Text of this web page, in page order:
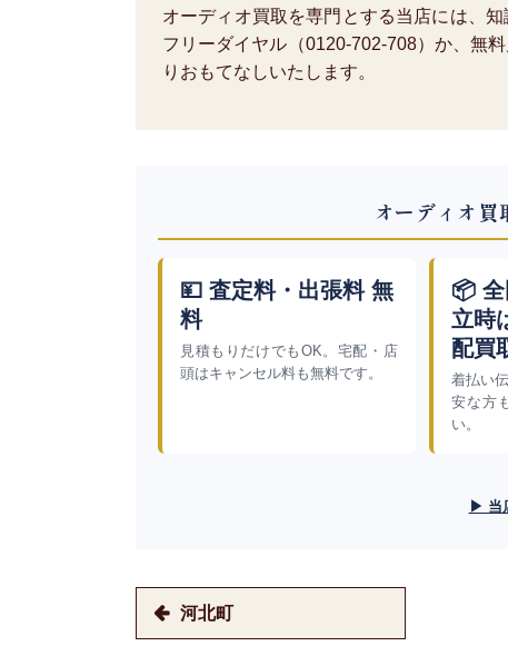
オーディオ買取を専門とする当店には、
フリーダイヤル（0120-702-708）か、無
りおもてなしいたします。
オーディオ
💴 査定料・出張料 無
料
見積もりだけでもOK。宅配・店
頭はキャンセル料も無料です。
📦
立時
配買
着払い
安な方
い。
▶ 当
河北町